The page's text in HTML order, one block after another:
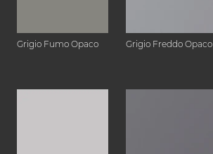
Grigio Fumo Opaco Grigio Freddo Opaco